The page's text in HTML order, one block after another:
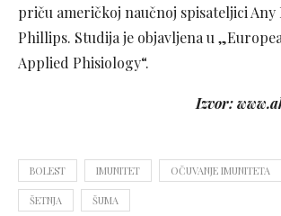
priču američkoj naučnoj spisateljici Any
Phillips. Studija je objavljena u
Applied Phisiology“.
Izvor:
BOLEST IMUNITET OČUVANJE IMUNITETA
ŠETNJA ŠUMA